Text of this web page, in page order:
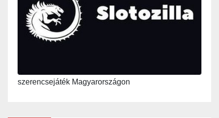
szerencsejáték Magyarországon